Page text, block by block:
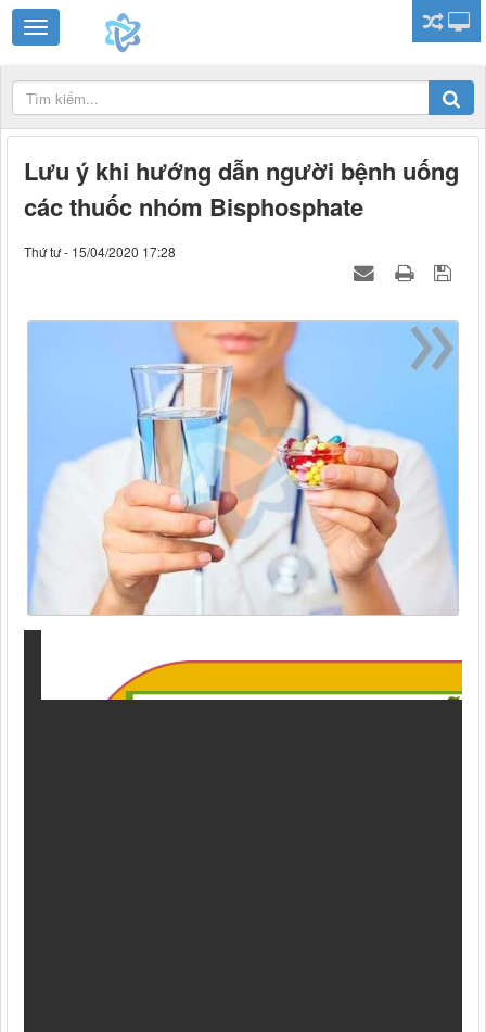
Lưu ý khi hướng dẫn người bệnh uống
các thuốc nhóm Bisphosphate
Thứ tư - 15/04/2020 17:28